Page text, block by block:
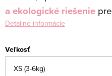
a ekologické riešenie
Detailné informácie
Veľkosť